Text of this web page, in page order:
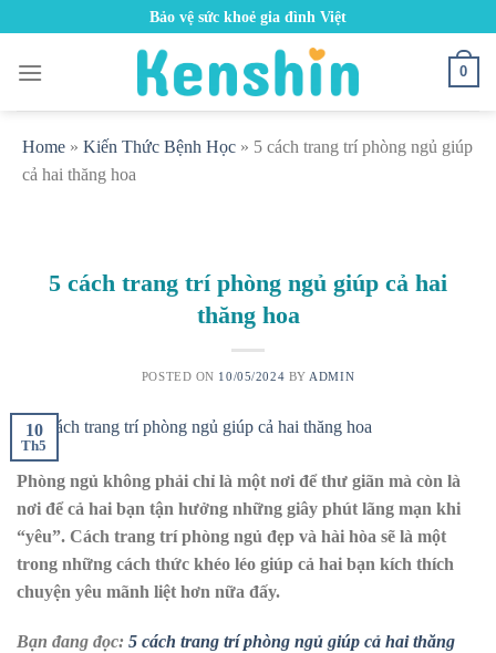
content
Bảo vệ sức khoẻ gia đình Việt
0
Home » Kiến Thức Bệnh Học » 5 cách trang trí phòng ngủ giúp
cả hai thăng hoa
5 cách trang trí phòng ngủ giúp cả hai
thăng hoa
POSTED ON 10/05/2024 BY ADMIN
10
Th5
Phòng ngủ không phải chỉ là một nơi để thư giãn mà còn là
nơi để cả hai bạn tận hưởng những giây phút lãng mạn khi
“yêu”. Cách trang trí phòng ngủ đẹp và hài hòa sẽ là một
trong những cách thức khéo léo giúp cả hai bạn kích thích
chuyện yêu mãnh liệt hơn nữa đấy.
Bạn đang đọc: 5 cách trang trí phòng ngủ giúp cả hai thăng